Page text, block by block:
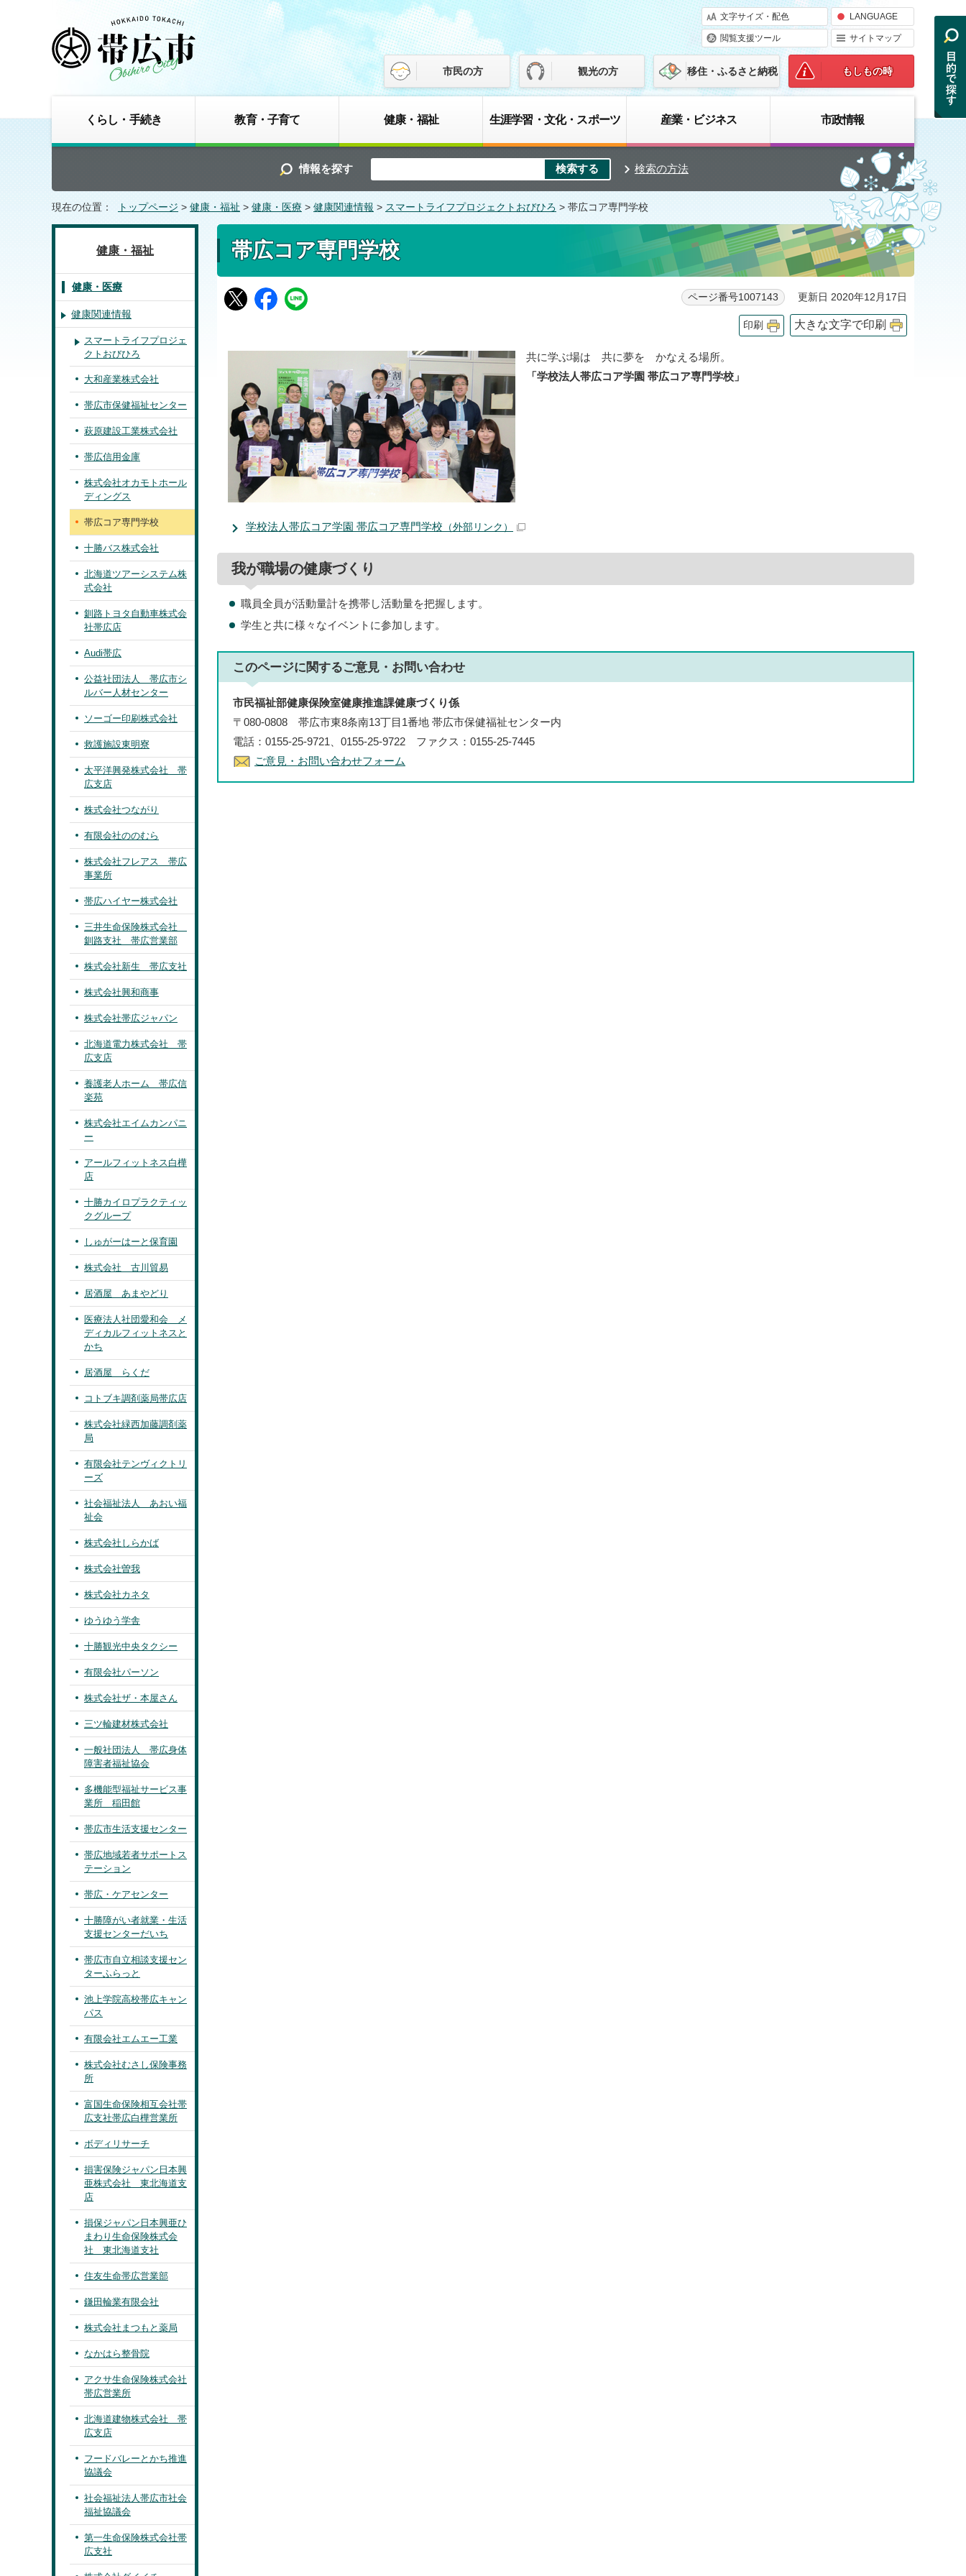
文字サイズ・配色 LANGUAGE
閲覧支援ツール サイトマップ
市民の方 観光の方 移住・ふるさと納税 もしもの時
くらし・手続き 教育・子育て 健康・福祉 生涯学習・文化・スポーツ 産業・ビジネス 市政情報
情報を探す 検索の方法
現在の位置： トップページ > 健康・福祉 > 健康・医療 > 健康関連情報 > スマートライフプロジェクトおびひろ > 帯広コア専門学校
帯広コア専門学校
ページ番号1007143 更新日 2020年12月17日
印刷 大きな文字で印刷
共に学ぶ場は 共に夢を かなえる場所。
「学校法人帯広コア学園 帯広コア専門学校」
学校法人帯広コア学園 帯広コア専門学校 （外部リンク）
我が職場の健康づくり
職員全員が活動量計を携帯し活動量を把握します。
学生と共に様々なイベントに参加します。
このページに関するご意見・お問い合わせ
市民福祉部健康保険室健康推進課健康づくり係
〒080-0808 帯広市東8条南13丁目1番地 帯広市保健福祉センター内
電話：0155-25-9721、0155-25-9722 ファクス：0155-25-7445
ご意見・お問い合わせフォーム
健康・福祉
健康・医療
健康関連情報
スマートライフプロジェ
クトおびひろ
大和産業株式会社
帯広市保健福祉センター
萩原建設工業株式会社
帯広信用金庫
株式会社オカモトホール
ディングス
帯広コア専門学校
十勝バス株式会社
北海道ツアーシステム株
式会社
釧路トヨタ自動車株式会
社帯広店
Audi帯広
公益社団法人 帯広市シ
ルバー人材センター
ソーゴー印刷株式会社
救護施設東明寮
太平洋興発株式会社 帯
広支店
株式会社つながり
有限会社ののむら
株式会社フレアス 帯広
事業所
帯広ハイヤー株式会社
三井生命保険株式会社
釧路支社 帯広営業部
株式会社新生 帯広支社
株式会社興和商事
株式会社帯広ジャパン
北海道電力株式会社 帯
広支店
養護老人ホーム 帯広信
楽苑
株式会社エイムカンパニ
ー
アールフィットネス白樺
店
十勝カイロプラクティッ
クグループ
しゅがーはーと保育園
株式会社 古川貿易
居酒屋 あまやどり
医療法人社団愛和会 メ
ディカルフィットネスと
かち
居酒屋 らくだ
コトブキ調剤薬局帯広店
株式会社緑西加藤調剤薬
局
有限会社テンヴィクトリ
ーズ
社会福祉法人 あおい福
祉会
株式会社しらかば
株式会社曽我
株式会社カネタ
ゆうゆう学舎
十勝観光中央タクシー
有限会社パーソン
株式会社ザ・本屋さん
三ツ輪建材株式会社
一般社団法人 帯広身体
障害者福祉協会
多機能型福祉サービス事
業所 稲田館
帯広市生活支援センター
帯広地域若者サポートス
テーション
帯広・ケアセンター
十勝障がい者就業・生活
支援センターだいち
帯広市自立相談支援セン
ターふらっと
池上学院高校帯広キャン
パス
有限会社エムエー工業
株式会社むさし保険事務
所
富国生命保険相互会社帯
広支社帯広白樺営業所
ボディリサーチ
損害保険ジャパン日本興
亜株式会社 東北海道支
店
損保ジャパン日本興亜ひ
まわり生命保険株式会
社 東北海道支社
住友生命帯広営業部
鎌田輪業有限会社
株式会社まつもと薬局
なかはら整骨院
アクサ生命保険株式会社
帯広営業所
北海道建物株式会社 帯
広支店
フードバレーとかち推進
協議会
社会福祉法人帯広市社会
福祉協議会
第一生命保険株式会社帯
広支社